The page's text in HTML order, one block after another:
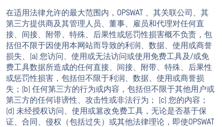
在适用法律允许的最大范围内，OPSWAT 、其关联公司、其
第三方提供商及其管理人员、董事、雇员和代理对任何直
接、间接、附带、特殊、后果性或惩罚性损害概不负责，包
括但不限于因使用本网站而导致的利润、数据、使用或商誉
损失、(a) 您访问、使用或无法访问或使用免费工具及/或免
费工具数据所造成的任何直接、间接、附带、特殊、后果性
或惩罚性损害，包括但不限于利润、数据、使用或商誉损
失；(b) 任何第三方的行为或内容，包括但不限于其他用户或
第三方的任何诽谤性、攻击性或非法行为； (c) 您的内容；
(d) 未经授权访问、使用或篡改免费工具，无论是否基于保
证、合同、侵权（包括过失）或其他法律理论，即使OPSWAT